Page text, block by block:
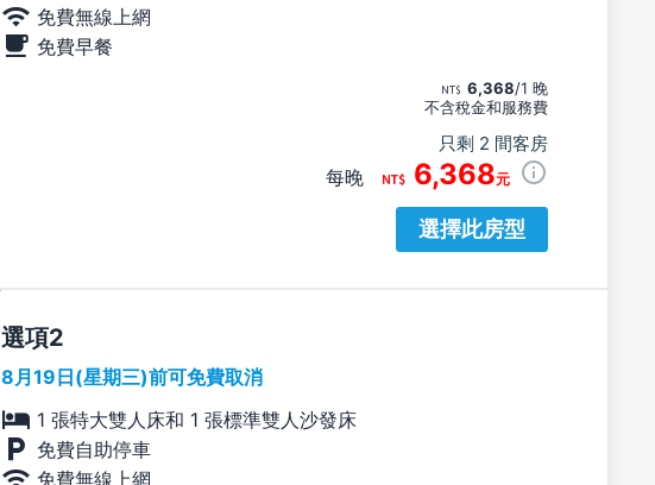
免費無線上網
免費早餐
6,368/1 晚
不含稅金和服務費
只剩 2 間客房
每晚 6,368元
選擇此房型
選項
8月19日(星期三)前可免費取消
1 張特大雙人床和 1 張標準雙人沙發床
免費自助停車
免費無線上網